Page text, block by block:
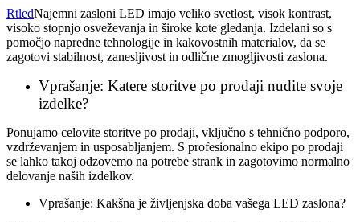
RtledNajemni zasloni LED imajo veliko svetlost, visok kontrast,
visoko stopnjo osveževanja in široke kote gledanja. Izdelani so s
pomočjo napredne tehnologije in kakovostnih materialov, da se
zagotovi stabilnost, zanesljivost in odlične zmogljivosti zaslona.
Vprašanje: Katere storitve po prodaji nudite svoje
izdelke?
Ponujamo celovite storitve po prodaji, vključno s tehnično podporo,
vzdrževanjem in usposabljanjem. S profesionalno ekipo po prodaji
se lahko takoj odzovemo na potrebe strank in zagotovimo normalno
delovanje naših izdelkov.
Vprašanje: Kakšna je življenjska doba vašega LED zaslona?